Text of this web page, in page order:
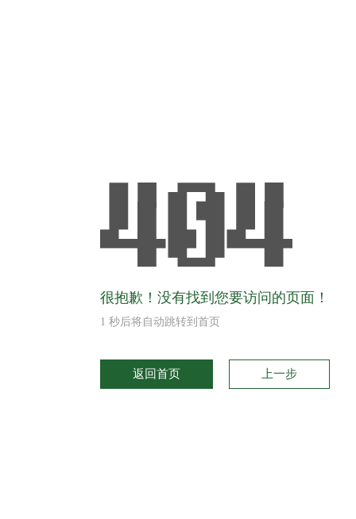
很抱歉！没有找到您要访问的页面！
1 秒后将自动跳转到首页
返回首页 上一步